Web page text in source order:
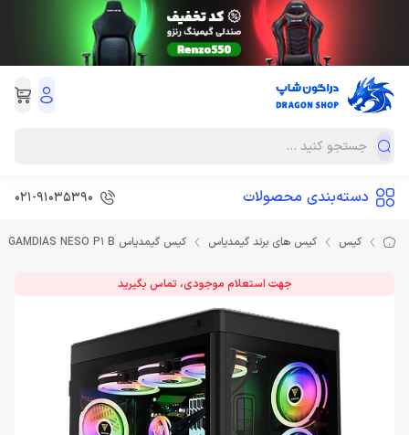
دسته‌بندی محصولات 021-91035390
کیس کیس های برند گیمدیاس کیس گیمدیاس GAMDIAS NESO P1 B
جهت استعلام موجودی، تماس بگیرید